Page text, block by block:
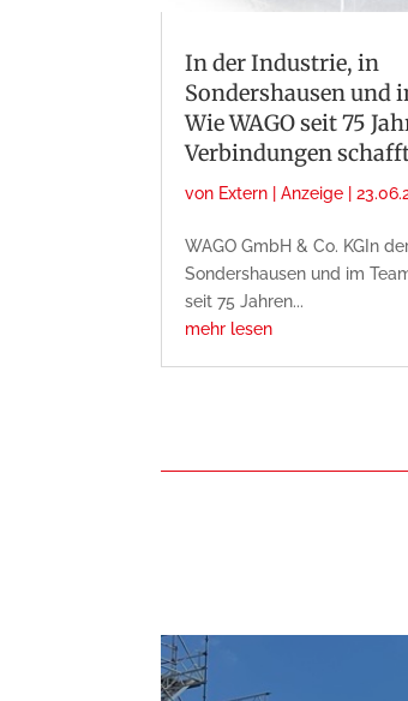
In der Industrie, in
Sondershausen und
Wie WAGO seit 75
Verbindungen
von Extern | Anzeige |
WAGO GmbH & Co. KGIn
Sondershausen und im
seit 75 Jahren...
mehr lesen